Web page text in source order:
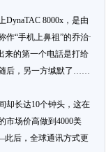
8000x，是由
作“手机上鼻祖”的乔治·
来的第一个电話是打给
后，另一方缄默了……
却长达10个钟头，这在
市场价高做到4000美
此后，全球通讯方式更